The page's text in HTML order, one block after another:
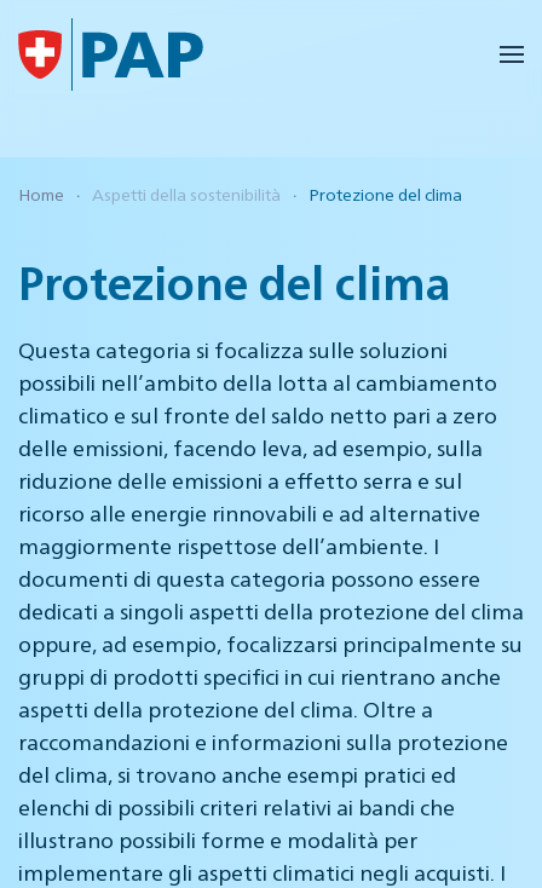
Skip to main content
Home Aspetti della sostenibilità Protezione del clima
Protezione del clima
Questa categoria si focalizza sulle soluzioni
possibili nell’ambito della lotta al cambiamento
climatico e sul fronte del saldo netto pari a zero
delle emissioni, facendo leva, ad esempio, sulla
riduzione delle emissioni a effetto serra e sul
ricorso alle energie rinnovabili e ad alternative
maggiormente rispettose dell’ambiente. I
documenti di questa categoria possono essere
dedicati a singoli aspetti della protezione del clima
oppure, ad esempio, focalizzarsi principalmente su
gruppi di prodotti specifici in cui rientrano anche
aspetti della protezione del clima. Oltre a
raccomandazioni e informazioni sulla protezione
del clima, si trovano anche esempi pratici ed
elenchi di possibili criteri relativi ai bandi che
illustrano possibili forme e modalità per
implementare gli aspetti climatici negli acquisti. I